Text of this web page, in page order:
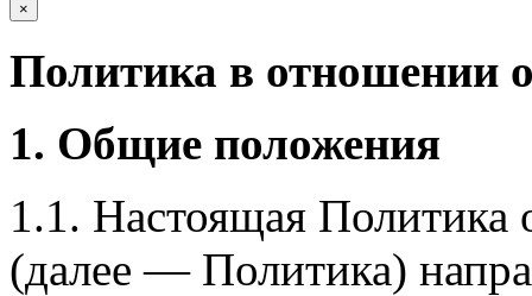
×
Политика в отношении
1. Общие положения
1.1. Настоящая Политика
(далее — Политика)